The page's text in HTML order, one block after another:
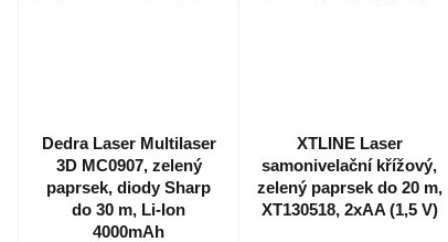
Dedra Laser Multilaser
3D MC0907, zelený
paprsek, diody Sharp
do 30 m, Li-Ion
4000mAh
XTLINE Laser
samonivelační křížový,
zelený paprsek do 20 m,
XT130518, 2xAA (1,5 V)